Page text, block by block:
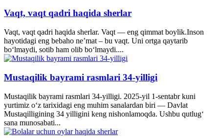
Vaqt, vaqt qadri haqida sherlar
Vaqt, vaqt qadri haqida sherlar. Vaqt — eng qimmat boylik.Inson
hayotidagi eng bebaho ne’mat – bu vaqt. Uni ortga qaytarib
bo‘lmaydi, sotib ham olib bo‘lmaydi....
Mustaqilik bayrami rasmlari 34-yilligi
Mustaqilik bayrami rasmlari 34-yilligi. 2025-yil 1-sentabr kuni
yurtimiz o‘z tarixidagi eng muhim sanalardan biri — Davlat
Mustaqilligining 34 yilligini keng nishonlamoqda. Ushbu qutlug‘
sana munosabati...